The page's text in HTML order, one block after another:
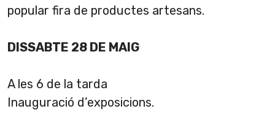
popular fira de productes artesans.
DISSABTE 28 DE MAIG
A les 6 de la tarda
Inauguració d’exposicions.